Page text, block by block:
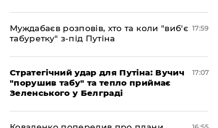
Муждабаєв розповів, хто та коли "виб'є
табуретку" з-під Путіна
17:59
Стратегічний удар для Путіна: Вучич
"порушив табу" та тепло приймає
Зеленського у Белграді
17:07